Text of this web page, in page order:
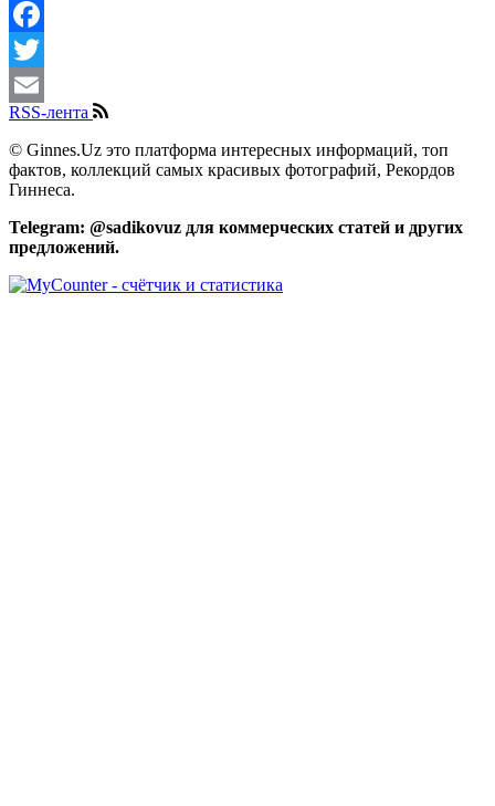
Share
Facebook
Twitter
Email
RSS-лента
© Ginnes.Uz это платформа интересных информаций, топ
фактов, коллекций самых красивых фотографий, Рекордов
Гиннеса.
Telegram: @sadikovuz для коммерческих статей и других
предложений.